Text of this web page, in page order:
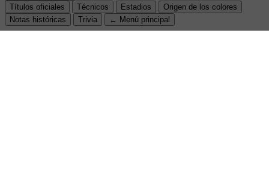
Títulos oficiales
Técnicos Estadios
Origen de los colores
Notas históricas
Trivia ← Menú principal